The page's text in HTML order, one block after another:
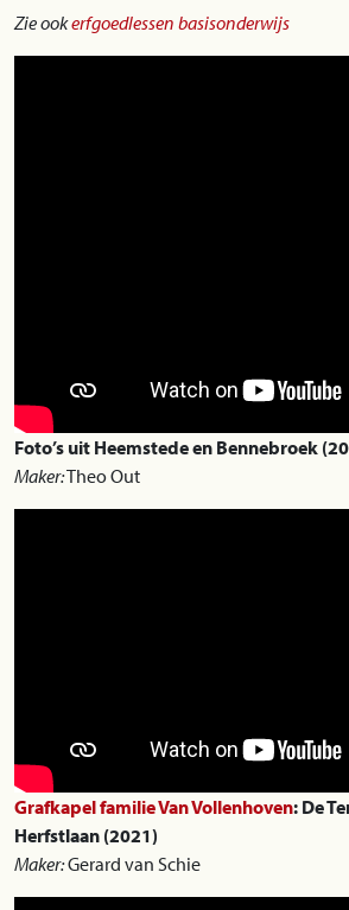
Zie ookerfgoedlessen basisonderwijs
Foto’s uit Heemstede en Bennebroek
Maker:Theo Out
Grafkapel familie Van Vollenhoven: De
Herfstlaan (2021)
Maker:Gerard van Schie